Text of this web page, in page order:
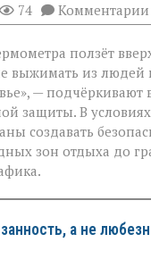
74 Комментарии
ползёт
выжимать из людей
— подчёркивают
защиты. В
создавать
зон отдыха до
а не